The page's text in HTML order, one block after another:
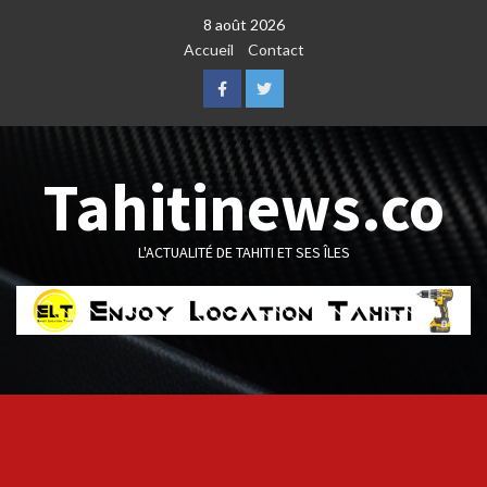
8 août 2026
Accueil
Contact
FacebookTwitter
Tahitinews.co
L'ACTUALITÉ DE TAHITI ET SES ÎLES